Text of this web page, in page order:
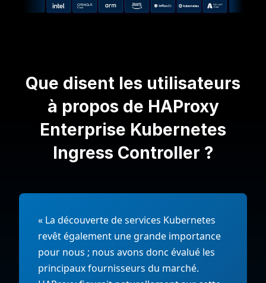
Que disent les utilisateurs
à propos de HAProxy
Enterprise Kubernetes
Ingress Controller ?
« La découverte de services Kubernetes
revêt également une grande importance
pour nous ; nous avons donc évalué les
principaux fournisseurs du marché.